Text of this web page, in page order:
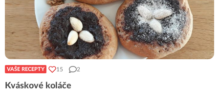
VAŠE RECEPTY 15 2
Kváskové koláče